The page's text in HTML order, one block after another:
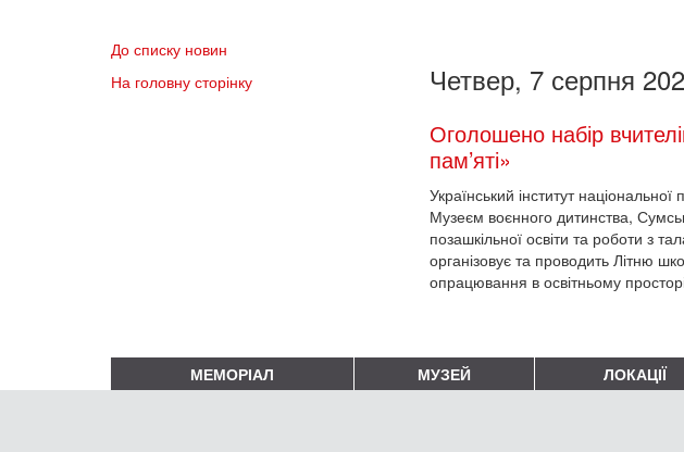
До списку новин
На головну сторінку
Четвер, 7 серпня
Оголошено набір
пам’яті»
Український інститут
Музеєм воєнного дитинства,
позашкільної освіти та роботи з
організовує та проводить Літню
опрацювання в освітньому
МЕМОРІАЛ МУЗЕЙ ЛОКАЦІЇ